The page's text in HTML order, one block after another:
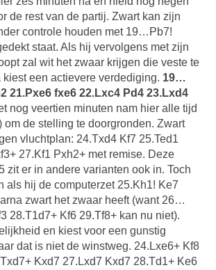
de rest van de partij. Zwart kan zijn
controle houden met 19…Pb7!
staat. Als hij vervolgens met zijn
zal wit het zwaar krijgen die veste te
een actievere verdediging. 19…
21.Pxe6 fxe6 22.Lxc4 Pd4 23.Lxd4
nog veertien minuten nam hier alle tijd
om de stelling te doorgronden. Zwart
vluchtplan: 24.Txd4 Kf7 25.Ted1
27.Kf1 Pxh2+ met remise. Deze
zit er in andere varianten ook in. Toch
als hij de computerzet 25.Kh1! Ke7
zwart het zwaar heeft (want 26…
28.T1d7+ Kf6 29.Tf8+ kan nu niet).
en kiest voor een gunstig
dat is niet de winstweg. 24.Lxe6+ Kf8
Kxd7 27.Lxd7 Kxd7 28.Td1+ Ke6